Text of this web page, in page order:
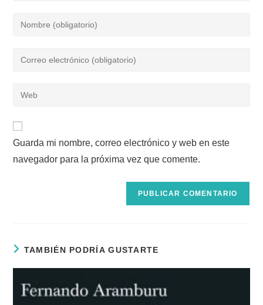
de
para
de
para
comentar
de
tu
web
Guarda mi nombre, correo electrónico y web en este
navegador para la próxima vez que comente.
TAMBIÉN PODRÍA GUSTARTE